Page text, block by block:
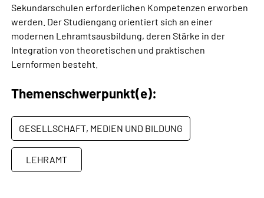
Sekundarschulen erforderlichen Kompetenzen erworben
werden. Der Studiengang orientiert sich an einer
modernen Lehramtsausbildung, deren Stärke in der
Integration von theoretischen und praktischen
Lernformen besteht.
Themenschwerpunkt(e):
GESELLSCHAFT, MEDIEN UND BILDUNG
LEHRAMT